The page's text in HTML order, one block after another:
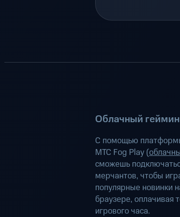
Облачный
С помощью
МТС Fog Play (
сможешь
мерчантов, чтобы
популярные новинки
браузере, оплачивая
игрового часа.